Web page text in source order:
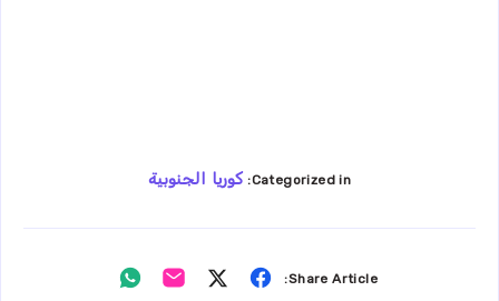
Categorized in: كوريا الجنوبية
Share Article:
Share
Share
Share